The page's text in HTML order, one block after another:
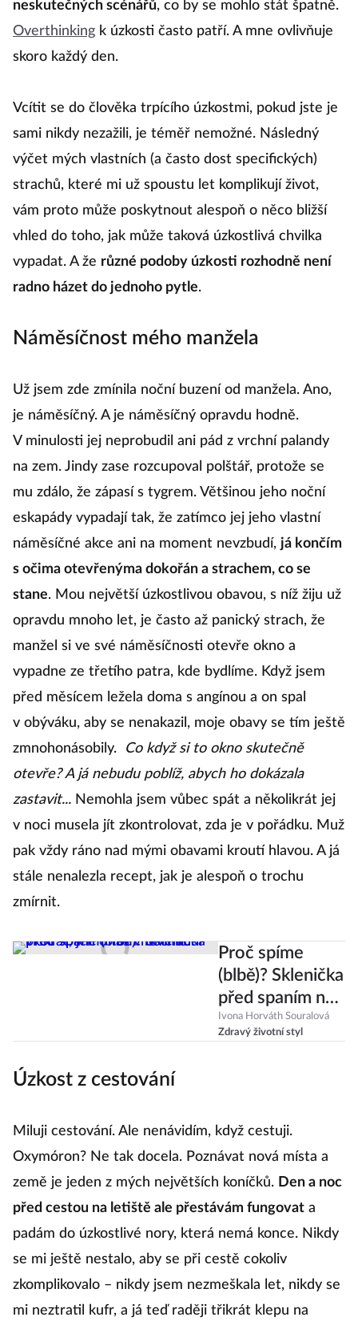
neskutečných scénářů, co by se mohlo stát špatně.
Overthinking k úzkosti často patří. A mne ovlivňuje
skoro každý den.
Vcítit se do člověka trpícího úzkostmi, pokud jste je
sami nikdy nezažili, je téměř nemožné. Následný
výčet mých vlastních (a často dost specifických)
strachů, které mi už spoustu let komplikují život,
vám proto může poskytnout alespoň o něco bližší
vhled do toho, jak může taková úzkostlivá chvilka
vypadat. A že různé podoby úzkosti rozhodně není
radno házet do jednoho pytle.
Náměsíčnost mého manžela
Už jsem zde zmínila noční buzení od manžela. Ano,
je náměsíčný. A je náměsíčný opravdu hodně.
V minulosti jej neprobudil ani pád z vrchní palandy
na zem. Jindy zase rozcupoval polštář, protože se
mu zdálo, že zápasí s tygrem. Většinou jeho noční
eskapády vypadají tak, že zatímco jej jeho vlastní
náměsíčné akce ani na moment nevzbudí, já končím
s očima otevřenýma dokořán a strachem, co se
stane. Mou největší úzkostlivou obavou, s níž žiju už
opravdu mnoho let, je často až panický strach, že
manžel si ve své náměsíčnosti otevře okno a
vypadne ze třetího patra, kde bydlíme. Když jsem
před měsícem ležela doma s angínou a on spal
v obýváku, aby se nenakazil, moje obavy se tím ještě
zmnohonásobily.
Co když si to okno skutečně
otevře? A já nebudu poblíž, abych ho dokázala
zastavit... Nemohla jsem vůbec spát a několikrát jej
v noci musela jít zkontrolovat, zda je v pořádku. Muž
pak vždy ráno nad mými obavami kroutí hlavou. A já
stále nenalezla recept, jak je alespoň o trochu
zmírnit.
Proč spíme
(blbě)? Sklenička
před spaním nás
v noci budí
víckrát, jen o
Ivona Horváth Souralová
Zdravý životní styl
Úzkost z cestování
Miluji cestování. Ale nenávidím, když cestuji.
Oxymóron? Ne tak docela. Poznávat nová místa a
země je jeden z mých největších koníčků. Den a noc
před cestou na letiště ale přestávám fungovat a
padám do úzkostlivé nory, která nemá konce. Nikdy
se mi ještě nestalo, aby se při cestě cokoliv
zkomplikovalo – nikdy jsem nezmeškala let, nikdy se
mi neztratil kufr, a já teď raději třikrát klepu na